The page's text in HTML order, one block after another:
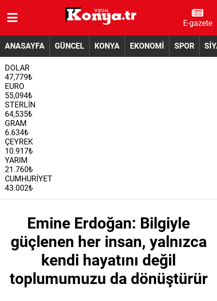
E-gazete
ANASAYFA GÜNCEL KONYA EKONOMİ SPOR
DOLAR
47,779₺
EURO
55,094₺
STERLİN
64,535₺
GRAM
6.634₺
ÇEYREK
10.917₺
YARIM
21.760₺
CUMHURİYET
43.002₺
Emine Erdoğan: Bilgiyle
güçlenen her insan, yalnızca
kendi hayatını değil
toplumumuzu da dönüştürür